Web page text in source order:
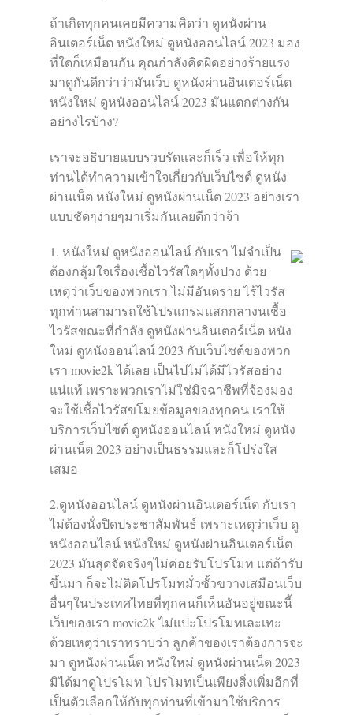
ถ้าเกิดทุกคนเคยมีความคิดว่า ดูหนังผ่าน
อินเตอร์เน็ต หนังใหม่ ดูหนังออนไลน์ 2023 มอง
ที่ใดก็เหมือนกัน คุณกำลังคิดผิดอย่างร้ายแรง
มาดูกันดีกว่าว่ามันเว็บ ดูหนังผ่านอินเตอร์เน็ต
หนังใหม่ ดูหนังออนไลน์ 2023 มันแตกต่างกัน
อย่างไรบ้าง?
เราจะอธิบายแบบรวบรัดและก็เร็ว เพื่อให้ทุก
ท่านได้ทำความเข้าใจเกี่ยวกับเว็บไซต์ ดูหนัง
ผ่านเน็ต หนังใหม่ ดูหนังผ่านเน็ต 2023 อย่างเรา
แบบชัดๆง่ายๆมาเริ่มกันเลยดีกว่าจ้า
1. หนังใหม่ ดูหนังออนไลน์ กับเรา ไม่จำเป็น
ต้องกลุ้มใจเรื่องเชื้อไวรัสใดๆทั้งปวง ด้วย
เหตุว่าเว็บของพวกเรา ไม่มีอันตราย ไร้ไวรัส
ทุกท่านสามารถใช้โปรแกรมแสกกลางนเชื้อ
ไวรัสขณะที่กำลัง ดูหนังผ่านอินเตอร์เน็ต หนัง
ใหม่ ดูหนังออนไลน์ 2023 กับเว็บไซต์ของพวก
เรา movie2k ได้เลย เป็นไปไม่ได้มีไวรัสอย่าง
แน่แท้ เพราะพวกเราไม่ใช่มิจฉาชีพที่จ้องมอง
จะใช้เชื้อไวรัสขโมยข้อมูลของทุกคน เราให้
บริการเว็บไซต์ ดูหนังออนไลน์ หนังใหม่ ดูหนัง
ผ่านเน็ต 2023 อย่างเป็นธรรมและก็โปร่งใส
เสมอ
2.ดูหนังออนไลน์ ดูหนังผ่านอินเตอร์เน็ต กับเรา
ไม่ต้องนั่งปิดประชาสัมพันธ์ เพราะเหตุว่าเว็บ ดู
หนังออนไลน์ หนังใหม่ ดูหนังผ่านอินเตอร์เน็ต
2023 มันสุดจัดจริงๆไม่ค่อยรับโปรโมท แต่ถ้ารับ
ขึ้นมา ก็จะไม่ติดโปรโมทมั่วซั้วขวางเสมือนเว็บ
อื่นๆในประเทศไทยที่ทุกคนก็เห็นอันอยู่ขณะนี้
เว็บของเรา movie2k ไม่แปะโปรโมทเละเทะ
ด้วยเหตุว่าเราทราบว่า ลูกค้าของเราต้องการจะ
มา ดูหนังผ่านเน็ต หนังใหม่ ดูหนังผ่านเน็ต 2023
มิได้มาดูโปรโมท โปรโมทเป็นเพียงสิ่งเพิ่มอีกที่
เป็นตัวเลือกให้กับทุกท่านที่เข้ามาใช้บริการ